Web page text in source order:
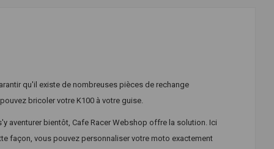
qu'il existe de nombreuses pièces de rechange
bricoler votre K100 à votre guise.
aventurer bientôt, Cafe Racer Webshop offre la solution. Ici
façon, vous pouvez personnaliser votre moto exactement